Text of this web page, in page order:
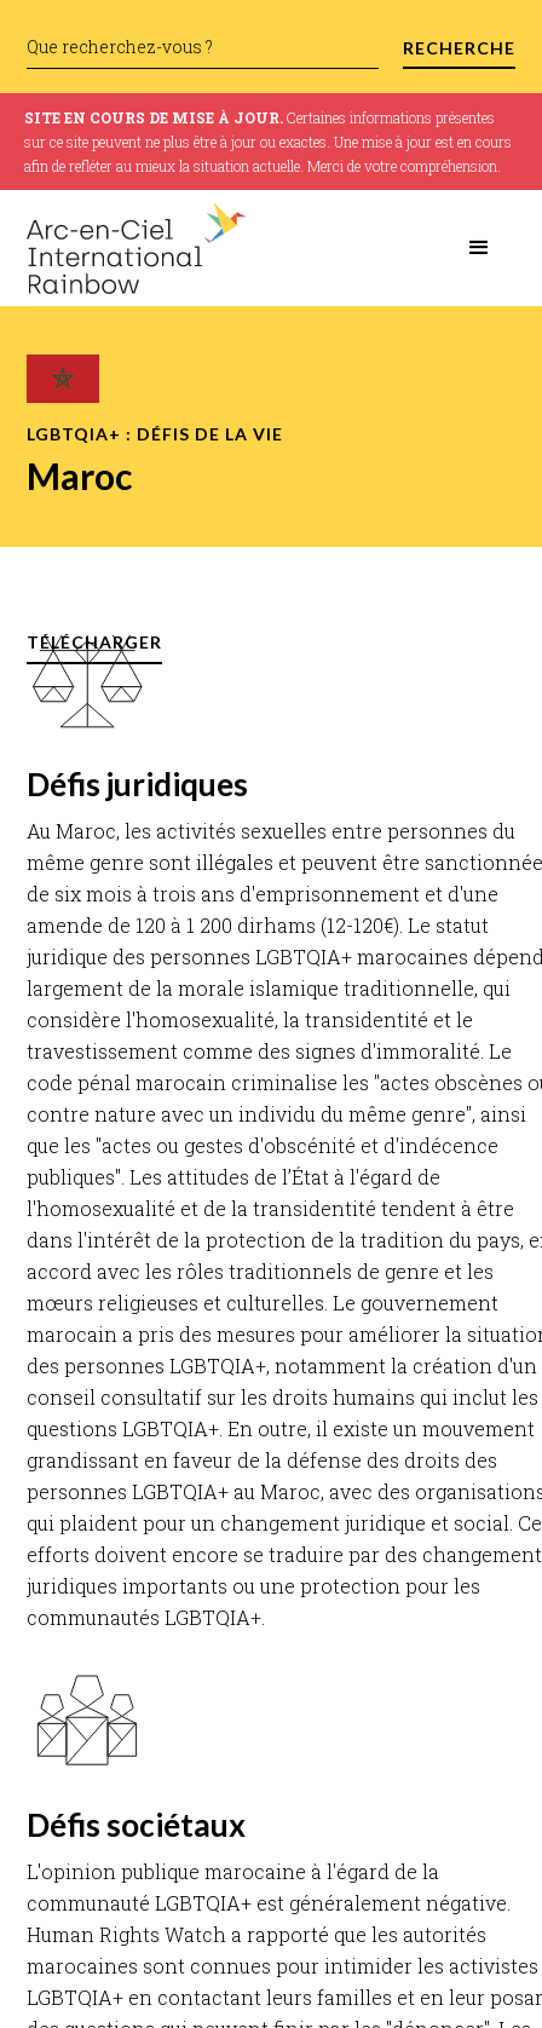
SITE EN COURS DE MISE À JOUR.Certaines informations présentes
sur ce site peuvent ne plus être à jour ou exactes. Une mise à jour est en cours
afin de refléter au mieux la situation actuelle. Merci de votre compréhension.
LGBTQIA+ : DÉFIS DE LA VIE
Maroc
Défis juridiques
Au Maroc, les activités sexuelles entre personnes du
même genre sont illégales et peuvent être
de six mois à trois ans d'emprisonnement et d'une
amende de 120 à 1 200 dirhams (12-120€). Le statut
juridique des personnes LGBTQIA+ marocaines
largement de la morale islamique traditionnelle, qui
considère l'homosexualité, la transidentité et le
travestissement comme des signes d'immoralité. Le
code pénal marocain criminalise les "actes obscènes
contre nature avec un individu du même genre", ainsi
que les "actes ou gestes d'obscénité et d'indécence
publiques". Les attitudes de l’État à l'égard de
l'homosexualité et de la transidentité tendent à être
dans l'intérêt de la protection de la tradition du pays,
accord avec les rôles traditionnels de genre et les
mœurs religieuses et culturelles. Le gouvernement
marocain a pris des mesures pour améliorer la
des personnes LGBTQIA+, notamment la création d'un
conseil consultatif sur les droits humains qui inclut les
questions LGBTQIA+. En outre, il existe un mouvement
grandissant en faveur de la défense des droits des
personnes LGBTQIA+ au Maroc, avec des
qui plaident pour un changement juridique et social.
efforts doivent encore se traduire par des
juridiques importants ou une protection pour les
communautés LGBTQIA+.​
Défis sociétaux
L'opinion publique marocaine à l'égard de la
communauté LGBTQIA+ est généralement négative.
Human Rights Watch a rapporté que les autorités
marocaines sont connues pour intimider les activistes
LGBTQIA+ en contactant leurs familles et en leur
TÉLÉCHARGER